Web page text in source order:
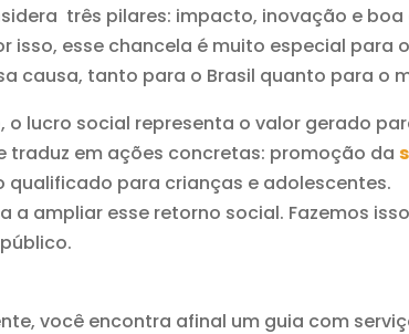
três pilares: impacto, inovação e
isso, esse chancela é muito especial para
causa, tanto para o Brasil quanto para o
lucro social representa o valor gerado
traduz em ações concretas: promoção da
para crianças e adolescentes.
a ampliar esse retorno social. Fazemos
você encontra afinal um guia com